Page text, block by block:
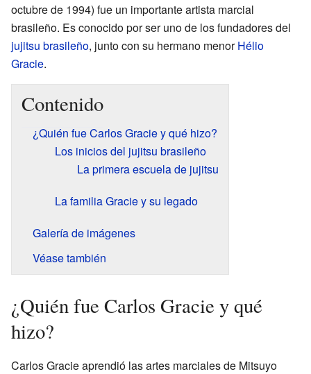
octubre de 1994) fue un importante artista marcial
brasileño. Es conocido por ser uno de los fundadores del
jujitsu brasileño, junto con su hermano menorHélio
Gracie.
Contenido
¿Quién fue Carlos Gracie y qué hizo?
Los inicios del jujitsu brasileño
La primera escuela de jujitsu
La familia Gracie y su legado
Galería de imágenes
Véase también
¿Quién fue Carlos Gracie y qué
hizo?
Carlos Gracie aprendió las artes marciales de Mitsuyo